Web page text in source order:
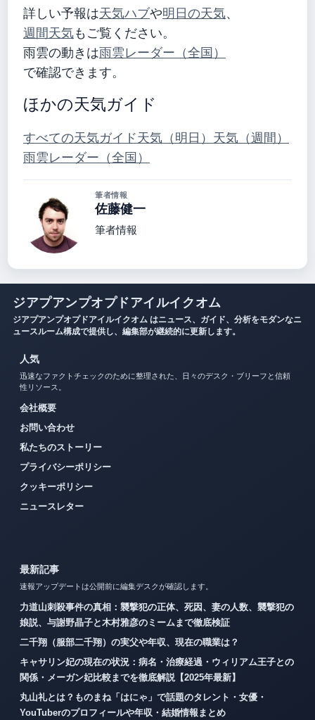
詳しい予報は天気ハブや明日の天気、
週間天気もご覧ください。
雨雲の動きは雨雲レーダー（全国）
で確認できます。
ほかの天気ガイド
すべての天気ガイド天気（明日） 天気（週間）
雨雲レーダー（全国）
筆者情報
佐藤健一
筆者情報
ジアプアンプオプドアイルイクオム
ジアプアンプオプドアイルイクオム はニュース、ガイド、分析をモダンなニ
ュースルーム構成で提供し、編集部が継続的に更新します。
人気
迅速なファクトチェックのために整理された、日々のデスク・ブリーフと信頼
性リソース。
会社概要
お問い合わせ
私たちのストーリー
プライバシーポリシー
クッキーポリシー
ニュースレター
最新記事
速報アップデートは公開前に編集デスクが確認します。
力道山刺殺事件の真相：襲撃犯の正体、死因、妻の人数、襲撃犯の
娘説、与謝野晶子と木村雅彦のミームまで徹底検証
二千翔（服部二千翔）の実父や年収、現在の職業は？
キャサリン妃の現在の状況：病名・治療経過・ウィリアム王子との
関係・メーガン妃比較までを徹底解説【2025年最新】
丸山礼とは？ものまね「はにゃ」で話題のタレント・女優・
YouTuberのプロフィールや年収・結婚情報まとめ